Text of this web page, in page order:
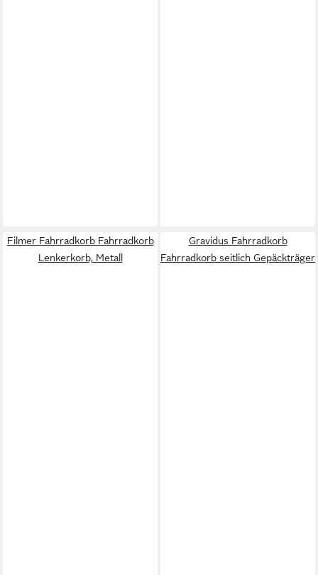
Filmer Fahrradkorb Fahrradkorb
Lenkerkorb, Metall
Gravidus Fahrradkorb
Fahrradkorb seitlich Gepäckträger